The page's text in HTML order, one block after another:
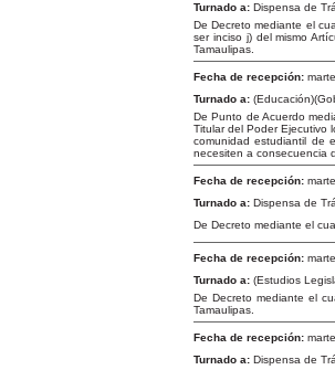
Turnado a: Dispensa de
De Decreto mediante el
ser inciso j) del mismo
Tamaulipas.
Fecha de recepción:
Turnado a:
De Punto de Acuerdo
Titular del Poder Ejecutivo
comunidad estudiantil de
necesiten a consecuencia
Fecha de recepción:
Turnado a: Dispensa de
De Decreto mediante el
Fecha de recepción:
Turnado a: (Estudios
De Decreto mediante el
Tamaulipas.
Fecha de recepción:
Turnado a: Dispensa de